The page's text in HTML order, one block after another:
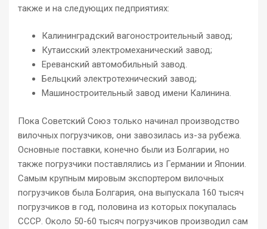
также и на следующих педприятиях:
Калининградский вагоностроительный завод;
Кутаисский электромеханический завод;
Ереванский автомобильный завод.
Бельцкий электротехнический завод;
Машиностроительный завод имени Калинина.
Пока Советский Союз только начинал производство
вилочных погрузчиков, они завозилась из-за рубежа.
Основные поставки, конечно были из Болгарии, но
также погрузчики поставлялись из Германии и Японии.
Самым крупным мировым экспортером вилочных
погрузчиков была Болгария, она выпускала 160 тысяч
погрузчиков в год, половина из которых покупалась
СССР. Около 50-60 тысяч погрузчиков производил сам